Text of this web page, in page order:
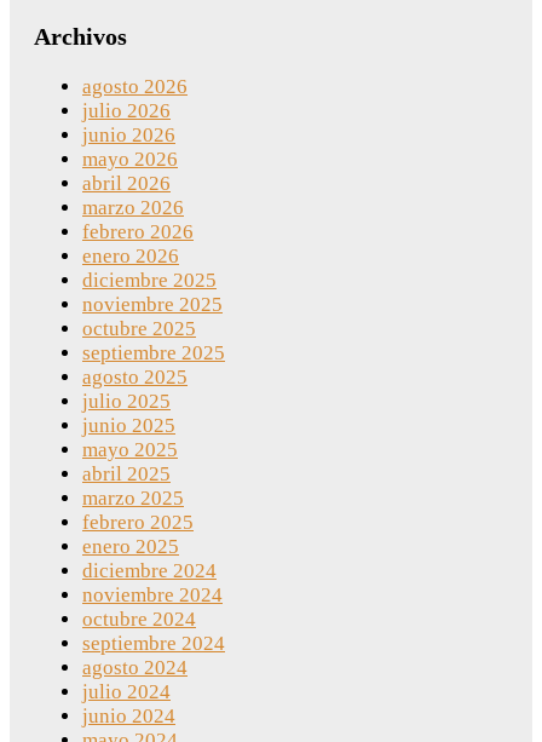
Archivos
agosto 2026
julio 2026
junio 2026
mayo 2026
abril 2026
marzo 2026
febrero 2026
enero 2026
diciembre 2025
noviembre 2025
octubre 2025
septiembre 2025
agosto 2025
julio 2025
junio 2025
mayo 2025
abril 2025
marzo 2025
febrero 2025
enero 2025
diciembre 2024
noviembre 2024
octubre 2024
septiembre 2024
agosto 2024
julio 2024
junio 2024